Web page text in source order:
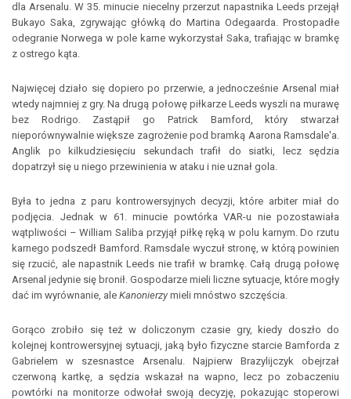
dla Arsenalu. W 35. minucie niecelny przerzut napastnika Leeds przejął
Bukayo Saka, zgrywając główką do Martina Odegaarda. Prostopadłe
odegranie Norwega w pole karne wykorzystał Saka, trafiając w bramkę
z ostrego kąta.
Najwięcej działo się dopiero po przerwie, a jednocześnie Arsenal miał
wtedy najmniej z gry. Na drugą połowę piłkarze Leeds wyszli na murawę
bez Rodrigo. Zastąpił go Patrick Bamford, który stwarzał
nieporównywalnie większe zagrożenie pod bramką Aarona Ramsdale'a.
Anglik po kilkudziesięciu sekundach trafił do siatki, lecz sędzia
dopatrzył się u niego przewinienia w ataku i nie uznał gola.
Była to jedna z paru kontrowersyjnych decyzji, które arbiter miał do
podjęcia. Jednak w 61. minucie powtórka VAR-u nie pozostawiała
wątpliwości – William Saliba przyjął piłkę ręką w polu karnym. Do rzutu
karnego podszedł Bamford. Ramsdale wyczuł stronę, w którą powinien
się rzucić, ale napastnik Leeds nie trafił w bramkę. Całą drugą połowę
Arsenal jedynie się bronił. Gospodarze mieli liczne sytuacje, które mogły
dać im wyrównanie, ale Kanonierzymieli mnóstwo szczęścia.
Gorąco zrobiło się też w doliczonym czasie gry, kiedy doszło do
kolejnej kontrowersyjnej sytuacji, jaką było fizyczne starcie Bamforda z
Gabrielem w szesnastce Arsenalu. Najpierw Brazylijczyk obejrzał
czerwoną kartkę, a sędzia wskazał na wapno, lecz po zobaczeniu
powtórki na monitorze odwołał swoją decyzję, pokazując stoperowi